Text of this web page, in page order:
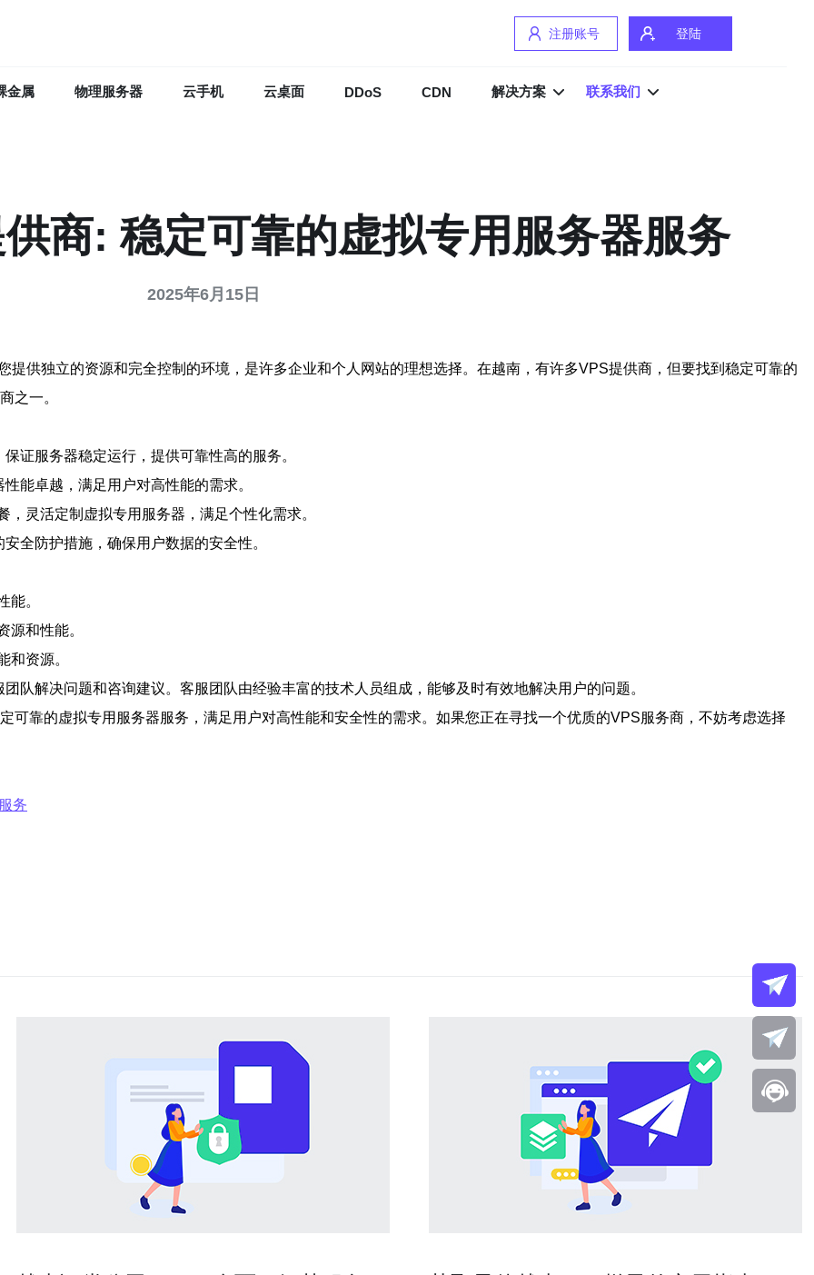
注册账号 登陆
金属 物理服务器 云手机 云桌面 DDoS CDN 解决方案 联系我们
商: 稳定可靠的虚拟专用服务器服务
2025年6月15日
供独立的资源和完全控制的环境，是许多企业和个人网站的理想选择。在越南，有许多VPS提供商，但要找到稳定可靠的
之一。
证服务器稳定运行，提供可靠性高的服务。
能卓越，满足用户对高性能的需求。
灵活定制虚拟专用服务器，满足个性化需求。
全防护措施，确保用户数据的安全性。
能。
源和性能。
和资源。
队解决问题和咨询建议。客服团队由经验丰富的技术人员组成，能够及时有效地解决用户的问题。
可靠的虚拟专用服务器服务，满足用户对高性能和安全性的需求。如果您正在寻找一个优质的VPS服务商，不妨考虑选择
务